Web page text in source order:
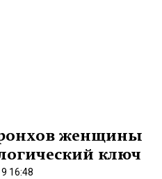
женщины
ключ
16:48